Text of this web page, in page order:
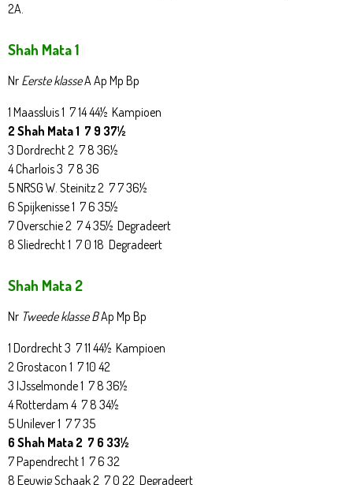
2A.
Shah Mata 1
Nr Eerste klasseA Ap Mp Bp
1 Maassluis 1 7 14 44½ Kampioen
2 Shah Mata 1 7 9 37½
3 Dordrecht 2 7 8 36½
4 Charlois 3 7 8 36
5 NRSG W. Steinitz 2 7 7 36½
6 Spijkenisse 1 7 6 35½
7 Overschie 2 7 4 35½ Degradeert
8 Sliedrecht 1 7 0 18 Degradeert
Shah Mata 2
Nr Tweede klasse BAp Mp Bp
1 Dordrecht 3 7 11 44½ Kampioen
2 Grostacon 1 7 10 42
3 IJsselmonde 1 7 8 36½
4 Rotterdam 4 7 8 34½
5 Unilever 1 7 7 35
6 Shah Mata 2 7 6 33½
7 Papendrecht 1 7 6 32
8 Eeuwig Schaak 2 7 0 22 Degradeert